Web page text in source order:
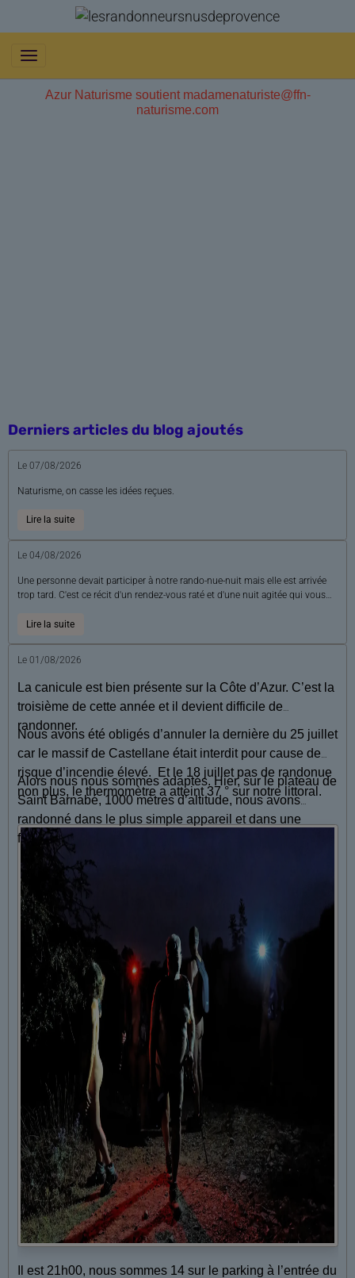
Azur Naturisme soutient madamenaturiste@ffn-
naturisme.com
Derniers articles du blog ajoutés
Le 07/08/2026
Naturisme, on casse les idées reçues.
Lire la suite
Le 04/08/2026
Une personne devait participer à notre rando-nue-nuit mais elle est arrivée
trop tard. C'est ce récit d'un rendez-vous raté et d'une nuit agitée qui vous
Lire la suite
Le 01/08/2026
La canicule est bien présente sur la Côte d’Azur. C’est la
troisième de cette année et il devient difficile de
randonner.
Nous avons été obligés d’annuler la dernière du 25 juillet
car le massif de Castellane était interdit pour cause de
risque d’incendie élevé. Et le 18 juillet pas de randonue
non plus, le thermomètre a atteint 37 ° sur notre littoral.
Alors nous nous sommes adaptés. Hier, sur le plateau de
Saint Barnabé, 1000 mètres d’altitude, nous avons
randonné dans le plus simple appareil et dans une
fraîcheur très agréable.
Il est 21h00, nous sommes 14 sur le parking à l’entrée du